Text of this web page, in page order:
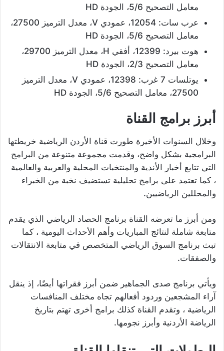
معامل التصحيح 5/6، الجودة HD
عرب سات: 12054، عمودي V، معدل الترميز 27500،
معامل التصحيح 5/6، الجودة HD
هوت بيرد: 12399، أفقي H، معدل الترميز 29700،
معامل التصحيح 2/3، الجودة HD
يوتلسات 7 غرب: 12398، عمودي V، معدل الترميز
27500، معامل التصحيح 5/6، الجودة HD
أبرز برامج القناة
وخلال السنوات الأخيرة طورت قناة الأردن الرياضية خريطتها
البرامجية بشكل واضح، وقدمت مجموعة متنوعة من البرامج
التي تتابع أخبار الأندية والمنتخبات المحلية والعربية والعالمية
، كما تعتمد على برامج تحليلية تستضيف نخبة من الخبراء
والمحللين الرياضيين.
ومن أبرز ما تعرضه القناة برنامج الحصاد الرياضي الذي يقدم
متابعة شاملة لنتائج المباريات وأهم الأحداث اليومية ، كما
تبث برنامج السوق الرياضي المتخصص في متابعة الانتقالات
والصفقات.
ويأتي برنامج صدى الجماهير ضمن أبرز فقراتها أيضًا، إذ ينقل
آراء المشجعين وردود أفعالهم تجاه مختلف المنافسات
الرياضية ، وتقدم القناة كذلك برامج أخرى تهتم بتاريخ
الرياضة الأردنية وأبرز نجومها.